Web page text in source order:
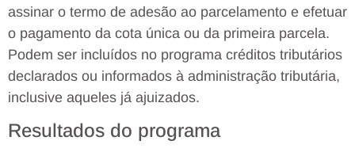
assinar o termo de adesão ao parcelamento e efetuar
o pagamento da cota única ou da primeira parcela.
Podem ser incluídos no programa créditos tributários
declarados ou informados à administração tributária,
inclusive aqueles já ajuizados.
Resultados do programa